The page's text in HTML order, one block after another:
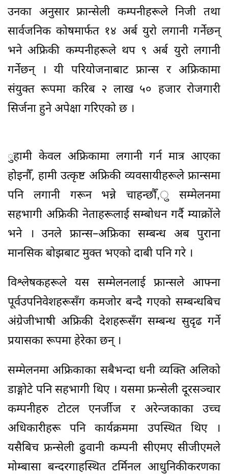
उनका अनुसार फ्रान्सेली कम्पनीहरूले निजी तथा
सार्वजनिक कोषमार्फत १४ अर्ब युरो लगानी गर्नेछन्
भने अफ्रिकी कम्पनीहरूले थप ९ अर्ब युरो लगानी
गर्नेछन् । यी परियोजनाबाट फ्रान्स र अफ्रिकामा
संयुक्त रूपमा करिब २ लाख ५० हजार रोजगारी
सिर्जना हुने अपेक्षा गरिएको छ ।
ुहामी केवल अफ्रिकामा लगानी गर्न मात्र आएका
होइनौँ, हामी उत्कृष्ट अफ्रिकी व्यवसायीहरूले फ्रान्समा
पनि लगानी गरून भन्ने चाहन्छौँ,ु सम्मेलनमा
सहभागी अफ्रिकी नेताहरूलाई सम्बोधन गर्दै म्याक्रोंले
भने । उनले फ्रान्स–अफ्रिका सम्बन्ध अब पुराना
मानसिक बोझबाट मुक्त भएको दाबी पनि गरे ।
विश्लेषकहरूले यस सम्मेलनलाई फ्रान्सले आफ्ना
पूर्वउपनिवेशहरूसँग कमजोर बन्दै गएको सम्बन्धबिच
अंग्रेजीभाषी अफ्रिकी देशहरूसँग सम्बन्ध सुदृढ गर्ने
प्रयासका रूपमा हेरेका छन् ।
सम्मेलनमा अफ्रिकाका सबैभन्दा धनी व्यक्ति अलिको
डाङ्गोटे पनि सहभागी थिए । यसमा फ्रन्सेली दूरसञ्चार
कम्पनीहरु टोटल एनर्जीज र अरेन्जकाका उच्च
अधिकारीहरू पनि कार्यक्रममा उपस्थित थिए ।
यसैबिच फ्रन्सेली ढुवानी कम्पनी सीएमए सीजीएमले
मोम्बासा बन्दरगाहस्थित टर्मिनल आधुनिकीकरणका